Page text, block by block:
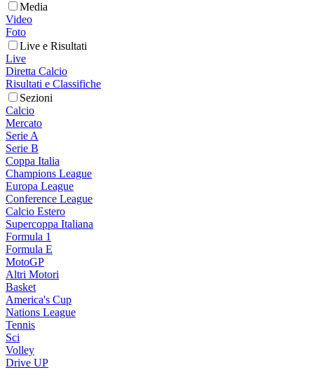
Media
Video
Foto
Live e Risultati
Live
Diretta Calcio
Risultati e Classifiche
Sezioni
Calcio
Mercato
Serie A
Serie B
Coppa Italia
Champions League
Europa League
Conference League
Calcio Estero
Supercoppa Italiana
Formula 1
Formula E
MotoGP
Altri Motori
Basket
America's Cup
Nations League
Tennis
Sci
Volley
Drive UP